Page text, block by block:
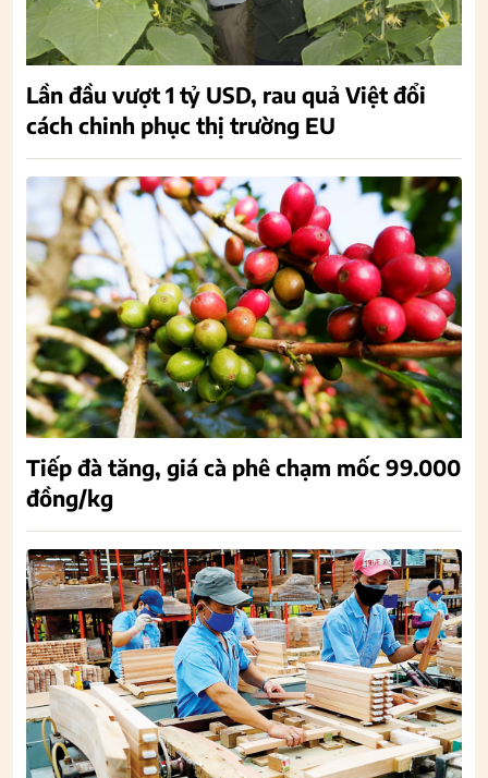
Lần đầu vượt 1 tỷ USD, rau quả Việt đổi
cách chinh phục thị trường EU
Tiếp đà tăng, giá cà phê chạm mốc 99.000
đồng/kg